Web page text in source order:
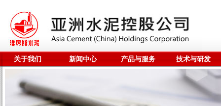
关于我们 新闻中心 产品与服务 技术与研发